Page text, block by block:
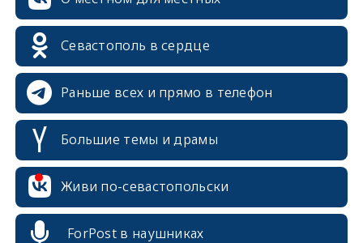
Севастополь в сердце
Раньше всех и прямо в телефон
Большие темы и драмы
Живи по-севастопольски
ForPost в наушниках